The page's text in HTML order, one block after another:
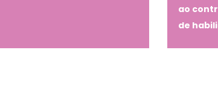
ao
de